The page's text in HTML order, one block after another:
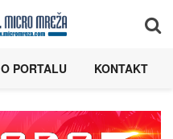
O PORTALU KONTAKT